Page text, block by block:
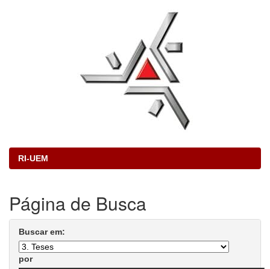
RI-UEM
Página de Busca
Buscar em:
por